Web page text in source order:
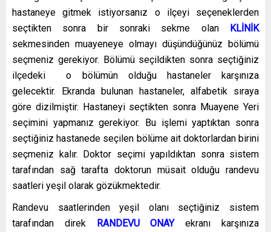
hastaneye gitmek istiyorsanız o ilçeyi seçeneklerden
seçtikten sonra bir sonraki sekme olan KLİNİK
sekmesinden muayeneye olmayı düşündüğünüz bölümü
seçmeniz gerekiyor. Bölümü seçildikten sonra seçtiğiniz
ilçedeki o bölümün olduğu hastaneler karşınıza
gelecektir. Ekranda bulunan hastaneler, alfabetik sıraya
göre dizilmiştir. Hastaneyi seçtikten sonra Muayene Yeri
seçimini yapmanız gerekiyor. Bu işlemi yaptıktan sonra
seçtiğiniz hastanede seçilen bölüme ait doktorlardan birini
seçmeniz kalır. Doktor seçimi yapıldıktan sonra sistem
tarafından sağ tarafta doktorun müsait olduğu randevu
saatleri yeşil olarak gözükmektedir.
Randevu saatlerinden yeşil olanı seçtiğiniz sistem
tarafından direk RANDEVU ONAYekranı karşınıza